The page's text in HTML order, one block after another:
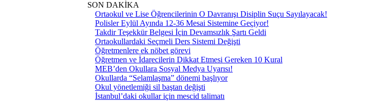
SON DAKİKA
Ortaokul ve Lise Öğrencilerinin O Davranışı Disiplin Suçu Sayılayacak!
Polisler Eylül Ayında 12-36 Mesai Sistemine Geçiyor!
Takdir Teşekkür Belgesi İçin Devamsızlık Şartı Geldi
Ortaokullardaki Seçmeli Ders Sistemi Değişti
Öğretmenlere ek nöbet görevi
Öğretmen ve İdarecilerin Dikkat Etmesi Gereken 10 Kural
MEB’den Okullara Sosyal Medya Uyarısı!
Okullarda “Selamlaşma” dönemi başlıyor
Okul yönetlemiği sil baştan değişti
İstanbul’daki okullar için mescid talimatı